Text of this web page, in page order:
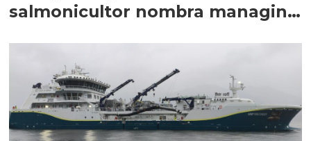
salmonicultor nombra managing